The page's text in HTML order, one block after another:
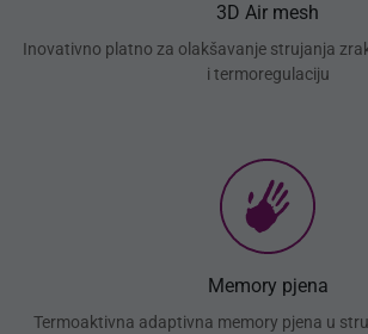
3D Air mesh
Inovativno platno za olakšavanje strujanja
i termoregulaciju
Memory pjena
Termoaktivna adaptivna memory pjena u